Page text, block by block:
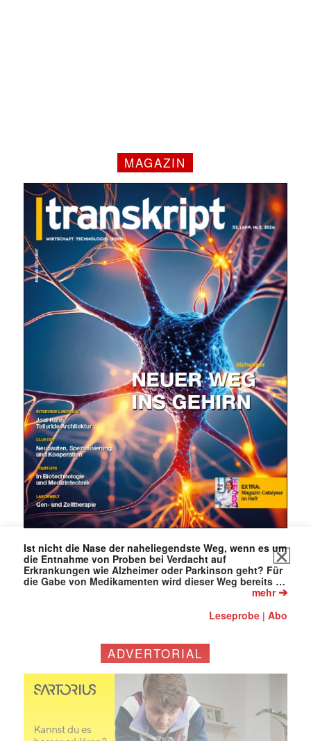
✕
MAGAZIN
Ist nicht die Nase der naheliegendste Weg, wenn es um
die Entnahme von Proben bei Verdacht auf
Erkrankungen wie Alzheimer oder Parkinson geht? Für
die Gabe von Medikamenten wird dieser Weg bereits …
mehr➔
Leseprobe |Abo
ADVERTORIAL